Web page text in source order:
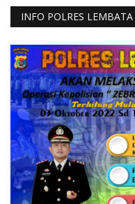
INFO POLRES LEMBATA